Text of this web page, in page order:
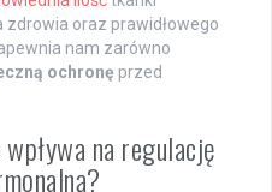
zdrowia oraz prawidłowego
nam zarówno
ochronę przed
na regulację